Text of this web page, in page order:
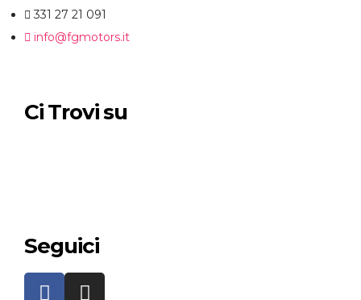
331 27 21 091
info@fgmotors.it
Ci Trovi su
Seguici